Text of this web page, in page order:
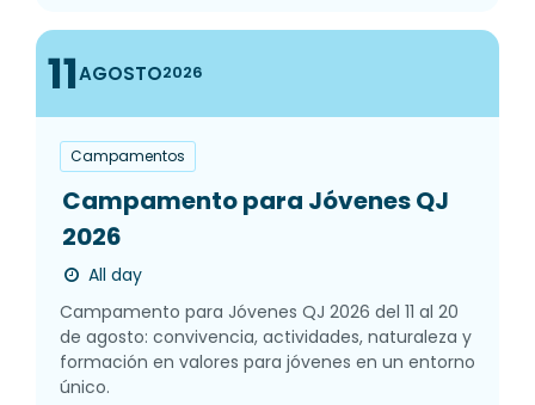
11AGOSTO2026
Campamentos
Campamento para Jóvenes QJ
2026
All day
Campamento para Jóvenes QJ 2026 del 11 al 20
de agosto: convivencia, actividades, naturaleza y
formación en valores para jóvenes en un entorno
único.